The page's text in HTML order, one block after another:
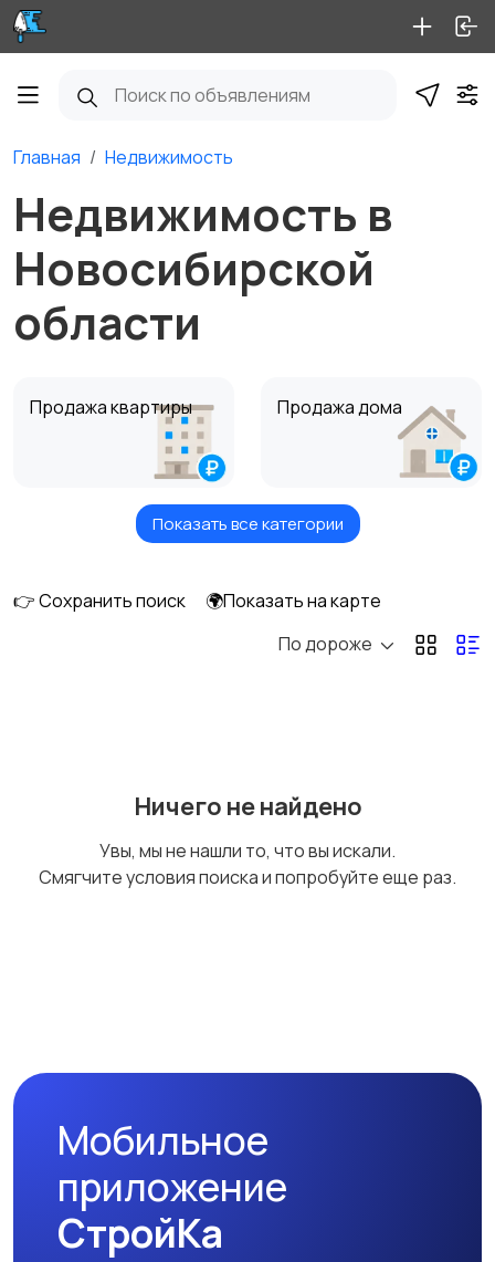
Главная Недвижимость
Недвижимость в
Новосибирской
области
Продажа квартиры Продажа дома
Продажа комнаты Продажа участка
Аренда комнаты
недвижимость
Показать все категории
👉 Сохранить поиск
🌍Показать на карте
По дороже
Ничего не найдено
Увы, мы не нашли то, что вы искали.
Смягчите условия поиска и попробуйте еще раз.
Мобильное
приложение
СтройКа